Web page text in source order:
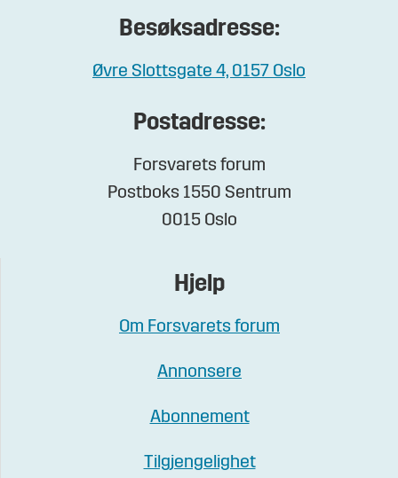
Besøksadresse:
Øvre Slottsgate 4, 0157 Oslo
Postadresse:
Forsvarets forum
Postboks 1550 Sentrum
0015 Oslo
Hjelp
Om Forsvarets forum
Annonsere
Abonnement
Tilgjengelighet